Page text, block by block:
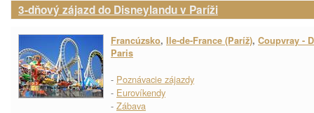
3-dňový zájazd do Disneylandu v Paríži
Francúzsko, Ile-de-France (Paríž), Coupvray -
Paris
- Poznávacie zájazdy
- Eurovíkendy
- Zábava